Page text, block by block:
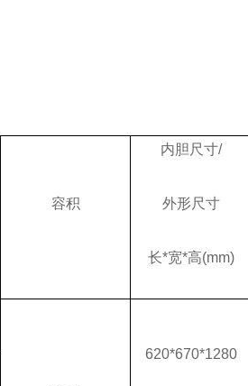
容积
内胆尺寸/
外形尺寸
长*宽*高(mm)
620*670*1280